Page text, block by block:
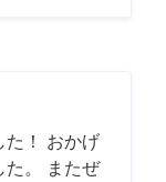
た！ おかげ
た。 またぜ